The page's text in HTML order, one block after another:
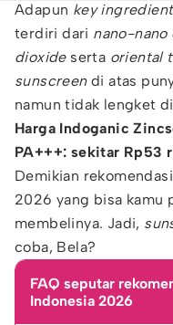
Adapun key
terdiri dari nano-
dioxide serta oriental
sunscreen di atas
namun tidak lengket
Harga Indoganic
PA+++: sekitar Rp53
Demikian rekomendasi
2026 yang bisa kamu
membelinya. Jadi,
coba, Bela?
FAQ seputar
Indonesia 2026